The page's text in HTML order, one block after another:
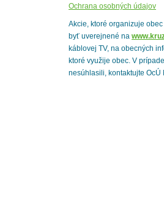
Ochrana osobných údajov
Akcie, ktoré organizuje
byť uverejnené na
káblovej TV, na obecných
ktoré využije obec. V
nesúhlasili, kontaktujte OcÚ